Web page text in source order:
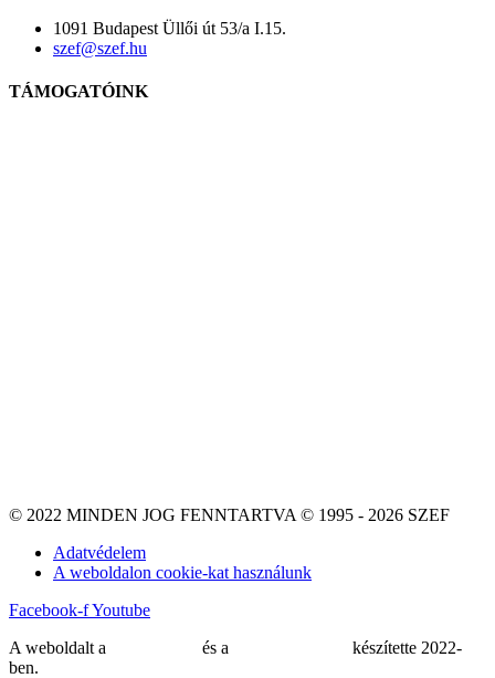
1091 Budapest Üllői út 53/a I.15.
szef@szef.hu
TÁMOGATÓINK
© 2022 MINDEN JOG FENNTARTVA © 1995 - 2026 SZEF
Adatvédelem
A weboldalon cookie-kat használunk
Facebook-fYoutube
A weboldalt a
és a
készítette 2022-
ben.